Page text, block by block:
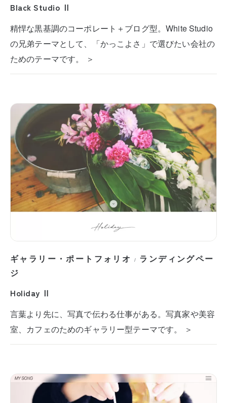
Black Studio Ⅱ
精悍な黒基調のコーポレート＋ブログ型。White Studio
の兄弟テーマとして、「かっこよさ」で選びたい会社の
ためのテーマです。 ＞
ギャラリー・ポートフォリオ / ランディングペー
ジ
Holiday Ⅱ
言葉より先に、写真で伝わる仕事がある。写真家や美容
室、カフェのためのギャラリー型テーマです。 ＞